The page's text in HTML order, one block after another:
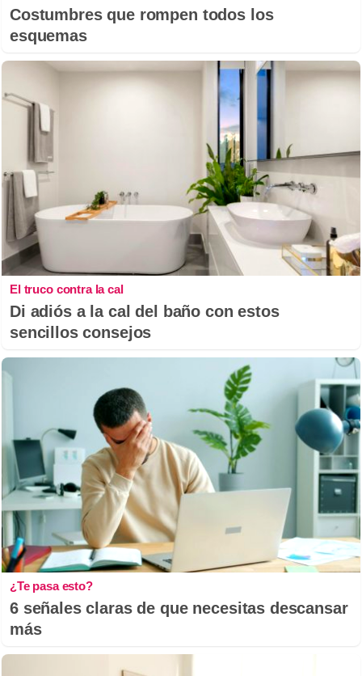
Costumbres que rompen todos los
esquemas
El truco contra la cal
Di adiós a la cal del baño con estos
sencillos consejos
¿Te pasa esto?
6 señales claras de que necesitas descansar
más